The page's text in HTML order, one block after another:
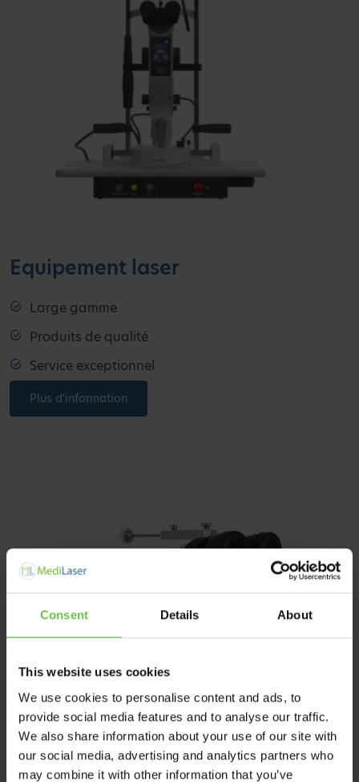
Consent Details About
This website uses cookies
We use cookies to personalise content and ads, to
provide social media features and to analyse our traffic.
We also share information about your use of our site with
our social media, advertising and analytics partners who
may combine it with other information that you’ve
Equipement laser
Large gamme
Produits de qualité
Service exceptionnel
Plus d'information